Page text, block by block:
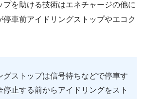
プを助ける技術はエネチャージの他に
停車前アイドリングストップやエコク
グストップは信号待ちなどで停車す
停止する前からアイドリングをスト